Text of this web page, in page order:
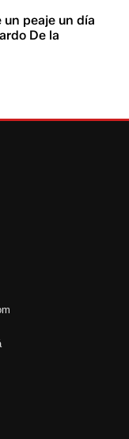
peaje un día
De la